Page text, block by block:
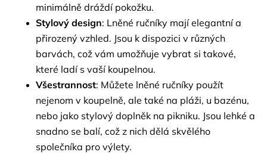
minimálně dráždí pokožku.
Stylový design: Lněné ručníky mají elegantní a
přirozený vzhled. Jsou k dispozici v různých
barvách, což vám umožňuje vybrat si takové,
které ladí s vaší koupelnou.
Všestrannost: Můžete lněné ručníky použít
nejenom v koupelně, ale také na pláži, u bazénu,
nebo jako stylový doplněk na pikniku. Jsou lehké a
snadno se balí, což z nich dělá skvělého
společníka pro výlety.